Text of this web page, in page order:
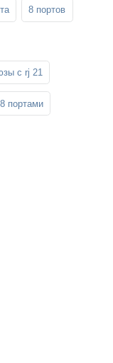
8 портов
с rj 21
портами